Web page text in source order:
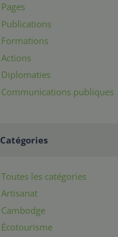
Pages
Publications
Formations
Actions
Diplomaties
Communications publiques
Catégories
Toutes les catégories
Artisanat
Cambodge
Écotourisme